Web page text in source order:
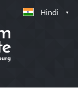
Hindi